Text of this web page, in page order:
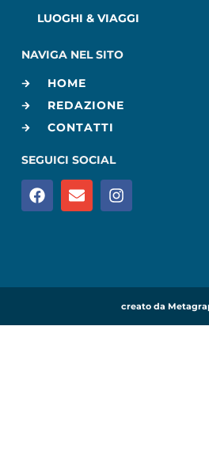
LUOGHI & VIAGGI
NAVIGA NEL SITO
HOME
REDAZIONE
CONTATTI
SEGUICI SOCIAL
creato da